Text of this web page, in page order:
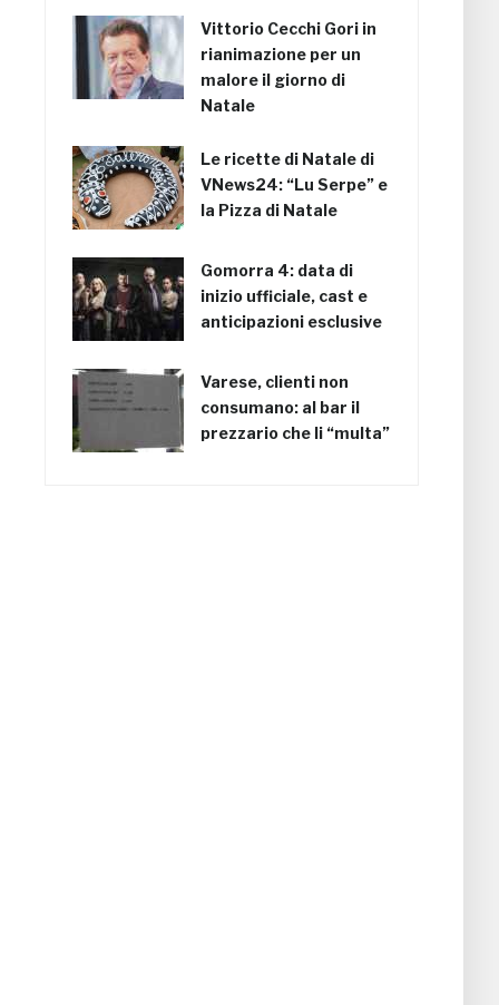
Vittorio Cecchi Gori in
rianimazione per un
malore il giorno di
Natale
Le ricette di Natale di
VNews24: “Lu Serpe” e
la Pizza di Natale
Gomorra 4: data di
inizio ufficiale, cast e
anticipazioni esclusive
Varese, clienti non
consumano: al bar il
prezzario che li “multa”